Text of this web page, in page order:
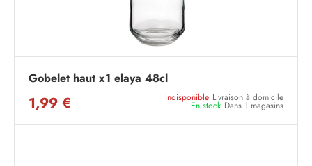
Gobelet haut x1 elaya 48cl
1,99 € Indisponible Livraison à domicile
En stock Dans 1 magasins